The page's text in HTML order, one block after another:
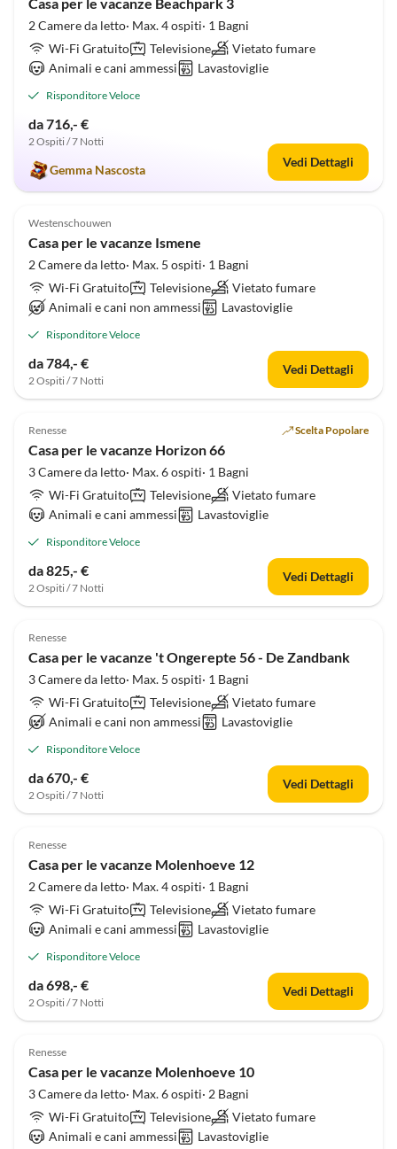
2 Camere da letto· Max. 4 ospiti· 1 Bagni
Wi-Fi Gratuito
Televisione
Vietato fumare
Animali e cani ammessi
Lavastoviglie
Risponditore Veloce
da 716,- €
2 Ospiti / 7 Notti
Gemma Nascosta
Vedi Dettagli
4.8 (1)
Westenschouwen
Casa per le vacanze Ismene
2 Camere da letto· Max. 5 ospiti· 1 Bagni
Wi-Fi Gratuito
Televisione
Vietato fumare
Animali e cani non ammessi
Lavastoviglie
Risponditore Veloce
da 784,- €
2 Ospiti / 7 Notti
Vedi Dettagli
5.0 (1)
Renesse Scelta Popolare
Casa per le vacanze Horizon 66
3 Camere da letto· Max. 6 ospiti· 1 Bagni
Wi-Fi Gratuito
Televisione
Vietato fumare
Animali e cani ammessi
Lavastoviglie
Risponditore Veloce
da 825,- €
2 Ospiti / 7 Notti
Vedi Dettagli
4.8 (1)
Renesse
Casa per le vacanze 't Ongerepte 56 - De Zandbank
3 Camere da letto· Max. 5 ospiti· 1 Bagni
Wi-Fi Gratuito
Televisione
Vietato fumare
Animali e cani non ammessi
Lavastoviglie
Risponditore Veloce
da 670,- €
2 Ospiti / 7 Notti
Vedi Dettagli
5.0 (1)
Renesse
Casa per le vacanze Molenhoeve 12
2 Camere da letto· Max. 4 ospiti· 1 Bagni
Wi-Fi Gratuito
Televisione
Vietato fumare
Animali e cani ammessi
Lavastoviglie
Risponditore Veloce
da 698,- €
2 Ospiti / 7 Notti
Vedi Dettagli
4.5 (1)
Renesse
Casa per le vacanze Molenhoeve 10
3 Camere da letto· Max. 6 ospiti· 2 Bagni
Wi-Fi Gratuito
Televisione
Vietato fumare
Animali e cani ammessi
Lavastoviglie